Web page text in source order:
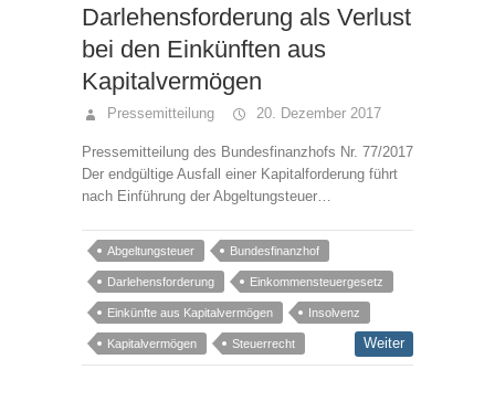
Darlehensforderung als Verlust
bei den Einkünften aus
Kapitalvermögen
Pressemitteilung 20. Dezember 2017
Pressemitteilung des Bundesfinanzhofs Nr. 77/2017
Der endgültige Ausfall einer Kapitalforderung führt
nach Einführung der Abgeltungsteuer…
Abgeltungsteuer Bundesfinanzhof
Darlehensforderung Einkommensteuergesetz
Einkünfte aus Kapitalvermögen Insolvenz
Kapitalvermögen Steuerrecht Weiter